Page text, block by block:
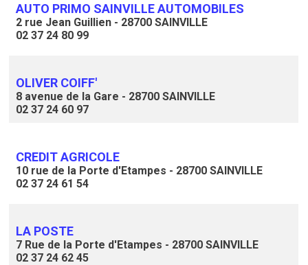
AUTO PRIMO SAINVILLE AUTOMOBILES
2 rue Jean Guillien - 28700 SAINVILLE
02 37 24 80 99
OLIVER COIFF'
8 avenue de la Gare - 28700 SAINVILLE
02 37 24 60 97
CREDIT AGRICOLE
10 rue de la Porte d'Etampes - 28700 SAINVILLE
02 37 24 61 54
LA POSTE
7 Rue de la Porte d'Etampes - 28700 SAINVILLE
02 37 24 62 45